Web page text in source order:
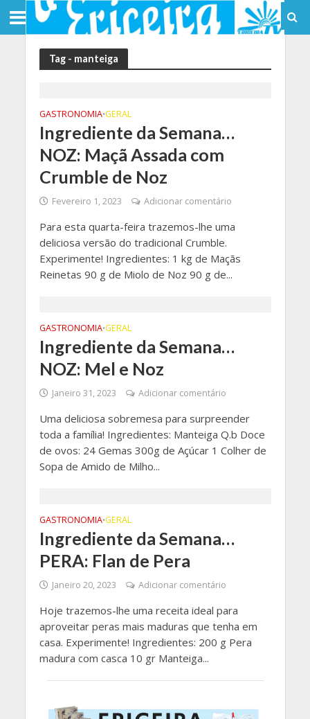
Tag - manteiga
GASTRONOMIA•GERAL
Ingrediente da Semana…
NOZ: Maçã Assada com
Crumble de Noz
Fevereiro 1, 2023 Adicionar comentário
Para esta quarta-feira trazemos-lhe uma
deliciosa versão do tradicional Crumble.
Experimente! Ingredientes: 1 kg de Maçãs
Reinetas 90 g de Miolo de Noz 90 g de...
GASTRONOMIA•GERAL
Ingrediente da Semana…
NOZ: Mel e Noz
Janeiro 31, 2023 Adicionar comentário
Uma deliciosa sobremesa para surpreender
toda a família! Ingredientes: Manteiga Q.b Doce
de ovos: 24 Gemas 300g de Açúcar 1 Colher de
Sopa de Amido de Milho...
GASTRONOMIA•GERAL
Ingrediente da Semana…
PERA: Flan de Pera
Janeiro 20, 2023 Adicionar comentário
Hoje trazemos-lhe uma receita ideal para
aproveitar peras mais maduras que tenha em
casa. Experimente! Ingredientes: 200 g Pera
madura com casca 10 gr Manteiga...